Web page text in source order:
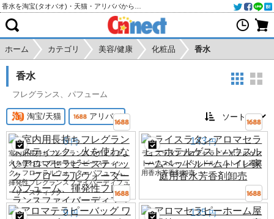
ホーム カテゴリ 美容/健康 化粧品 香水
香水
フレグランス、パフューム
淘宝/天猫 アリババ
6 円
室内用長持ちフレグランススティック、
火を使わないアロマセラピースティッ
ク、フローラルウォーターパフューム、
揮発性フレグランスファイバーディフュ
ーザースティック
143 円
ライスラタンアロマセラピーホテルゲス
トハウスルームベッドルームトイレ家庭
用香水芳香剤卸売
9 円 135 円